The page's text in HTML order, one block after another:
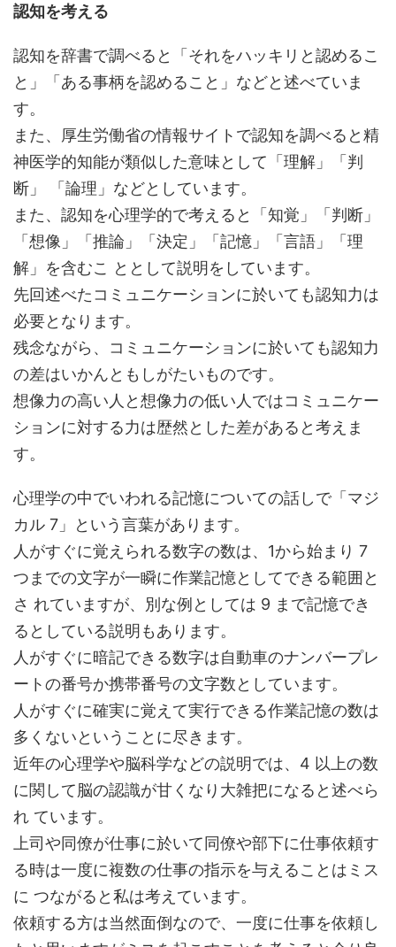
認知を考える
認知を辞書で調べると「それをハッキリと認めるこ
と」「ある事柄を認めること」などと述べていま
す。
また、厚生労働省の情報サイトで認知を調べると精
神医学的知能が類似した意味として「理解」「判
断」 「論理」などとしています。
また、認知を心理学的で考えると「知覚」「判断」
「想像」「推論」「決定」「記憶」「言語」「理
解」を含むこ ととして説明をしています。
先回述べたコミュニケーションに於いても認知力は
必要となります。
残念ながら、コミュニケーションに於いても認知力
の差はいかんともしがたいものです。
想像力の高い人と想像力の低い人ではコミュニケー
ションに対する力は歴然とした差があると考えま
す。
心理学の中でいわれる記憶についての話しで「マジ
カル 7」という言葉があります。
人がすぐに覚えられる数字の数は、1から始まり 7
つまでの文字が一瞬に作業記憶としてできる範囲と
さ れていますが、別な例としては 9 まで記憶でき
るとしている説明もあります。
人がすぐに暗記できる数字は自動車のナンバープレ
ートの番号か携帯番号の文字数としています。
人がすぐに確実に覚えて実行できる作業記憶の数は
多くないということに尽きます。
近年の心理学や脳科学などの説明では、4 以上の数
に関して脳の認識が甘くなり大雑把になると述べら
れ ています。
上司や同僚が仕事に於いて同僚や部下に仕事依頼す
る時は一度に複数の仕事の指示を与えることはミス
に つながると私は考えています。
依頼する方は当然面倒なので、一度に仕事を依頼し